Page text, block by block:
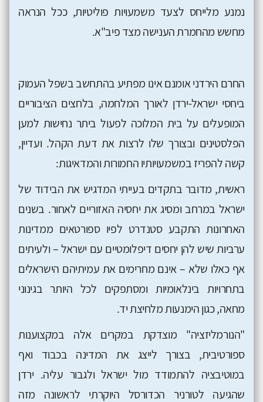
נמנע מלייחס לצעד משמעויות פוליטיות, ככל הנראה
מחשש מהחמרת הענישה מצד פיב"א.
החרם הירדני אומנם אינו מפתיע בהתחשב בשפל העמוק
ביחסי ישראל-ירדן לאורך המלחמה, בלחצים הציבוריים
המופעלים על בית המלוכה לפעול ביתר נחישות למען
הפלסטינים ובצורך שלו לרצות את דעת הקהל. ועדיין,
קשה להפריז במשמעויותיו החמורות והמדאיגות:
ראשית, מדובר בתקדים בעייתי המדגיש את הבידוד של
ישראל במרחב ומסיג את יחסיה האזוריים לאחור. בשנים
האחרונות התקבע סטנדרט לפיו ספורטאים ממדינות
ערביות שיש להן יחסים דיפלומטיים עם ישראל – ולעיתים
אף כאלו שלא – אינם מחרימים את עמיתיהם הישראלים
בתחרויות בינלאומיות ומסתפקים לכל היותר בגינוני
מחאה, כגון הימנעות מלחיצת יד.
"הנורמליזציה" מוצדקת במקרים אלה במקצוענות
ספורטיבית, בצורך לייצג את המדינה בכבוד ואף
במוטיבציה להתמודד מול ישראל ולגבור עליה. ירדן
שהגיעה לטורניר הכדורסל היוקרתי לראשונה מזה